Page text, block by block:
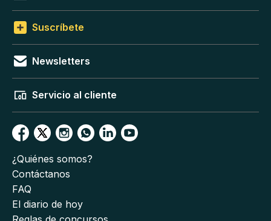
Suscríbete
Newsletters
Servicio al cliente
¿Quiénes somos?
Contáctanos
FAQ
El diario de hoy